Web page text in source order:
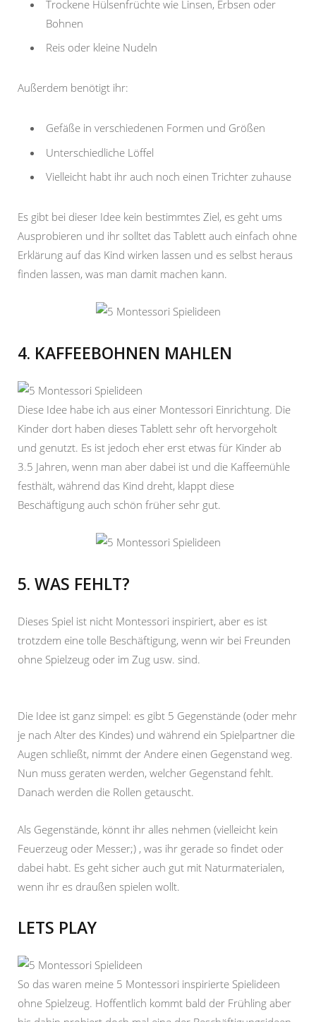
Trockene Hülsenfrüchte wie Linsen, Erbsen oder
Bohnen
Reis oder kleine Nudeln
Außerdem benötigt ihr:
Gefäße in verschiedenen Formen und Größen
Unterschiedliche Löffel
Vielleicht habt ihr auch noch einen Trichter zuhause
Es gibt bei dieser Idee kein bestimmtes Ziel, es geht ums
Ausprobieren und ihr solltet das Tablett auch einfach ohne
Erklärung auf das Kind wirken lassen und es selbst heraus
finden lassen, was man damit machen kann.
4. KAFFEEBOHNEN MAHLEN
Diese Idee habe ich aus einer Montessori Einrichtung. Die
Kinder dort haben dieses Tablett sehr oft hervorgeholt
und genutzt. Es ist jedoch eher erst etwas für Kinder ab
3.5 Jahren, wenn man aber dabei ist und die Kaffeemühle
festhält, während das Kind dreht, klappt diese
Beschäftigung auch schön früher sehr gut.
5. WAS FEHLT?
Dieses Spiel ist nicht Montessori inspiriert, aber es ist
trotzdem eine tolle Beschäftigung, wenn wir bei Freunden
ohne Spielzeug oder im Zug usw. sind.
Die Idee ist ganz simpel: es gibt 5 Gegenstände (oder mehr
je nach Alter des Kindes) und während ein Spielpartner die
Augen schließt, nimmt der Andere einen Gegenstand weg.
Nun muss geraten werden, welcher Gegenstand fehlt.
Danach werden die Rollen getauscht.
Als Gegenstände, könnt ihr alles nehmen (vielleicht kein
Feuerzeug oder Messer;) , was ihr gerade so findet oder
dabei habt. Es geht sicher auch gut mit Naturmaterialen,
wenn ihr es draußen spielen wollt.
LETS PLAY
So das waren meine 5 Montessori inspirierte Spielideen
ohne Spielzeug. Hoffentlich kommt bald der Frühling aber